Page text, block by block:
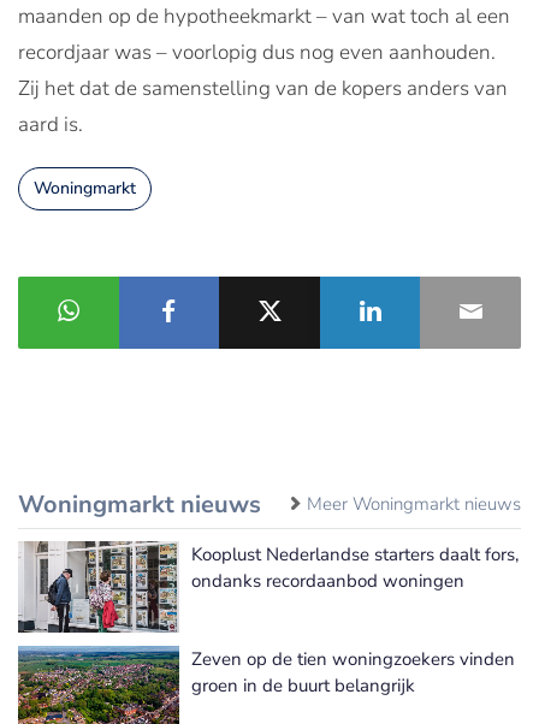
maanden op de hypotheekmarkt – van wat toch al een
recordjaar was – voorlopig dus nog even aanhouden.
Zij het dat de samenstelling van de kopers anders van
aard is.
Woningmarkt
Woningmarkt nieuws Meer Woningmarkt nieuws
Kooplust Nederlandse starters daalt fors,
ondanks recordaanbod woningen
Zeven op de tien woningzoekers vinden
groen in de buurt belangrijk